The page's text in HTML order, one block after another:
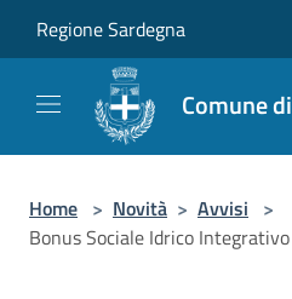
Regione Sardegna
Comune
Home > Novità > Avvisi >
Bonus Sociale Idrico